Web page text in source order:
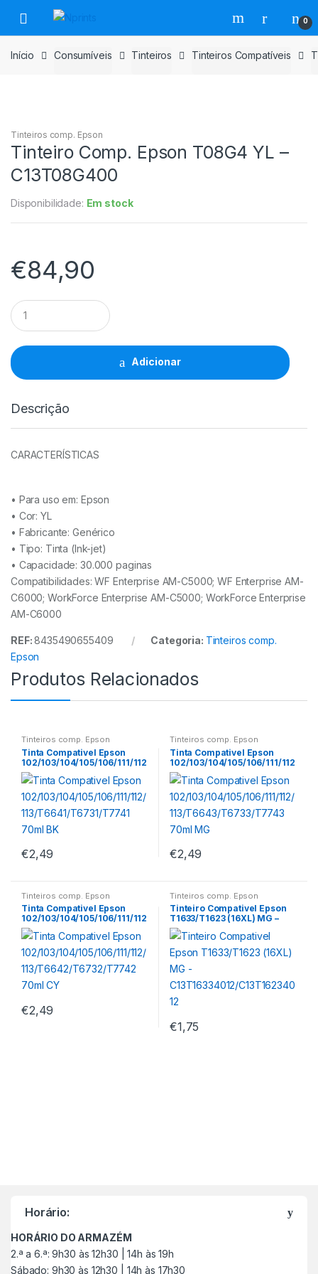
para
navegação
para
o
conteúdo
0
Início Consumíveis Tinteiros Tinteiros Compatíveis
Tinteiros comp. Epson
Tinteiro Comp. Epson T08G4 YL –
C13T08G400
Disponibilidade: Em stock
€84,90
Tinteiro
Comp.
Epson
T08G4
YL
-
C13T08G400
Adicionar
Descrição
CARACTERÍSTICAS
• Para uso em: Epson
• Cor: YL
• Fabricante:Genérico
• Tipo: Tinta (Ink-jet)
• Capacidade:30.000 paginas
Compatibilidades: WF Enterprise AM-C5000; WF Enterprise AM-
C6000; WorkForce Enterprise AM-C5000; WorkForce Enterprise
AM-C6000
REF:8435490655409 Categoria: Tinteiros comp.
Epson
Produtos Relacionados
Tinteiros comp. Epson
Tinta Compativel Epson
102/103/104/105/106/111/112
/113/T6641/T6731/T7741
70ml BK
€2,49
Tinteiros comp. Epson
Tinta Compativel Epson
102/103/104/105/106/111/112
/113/T6643/T6733/T7743
70ml MG
€2,49
Tinteiros comp. Epson
Tinta Compativel Epson
102/103/104/105/106/111/112
/113/T6642/T6732/T7742
70ml CY
€2,49
Tinteiros comp. Epson
Tinteiro Compativel Epson
T1633/T1623 (16XL) MG –
C13T16334012/C13T1623401
2
€1,75
Horário:
HORÁRIO DO ARMAZÉM
2.ª a 6.ª: 9h30 às 12h30 | 14h às 19h
Sábado: 9h30 às 12h30 | 14h às 17h30